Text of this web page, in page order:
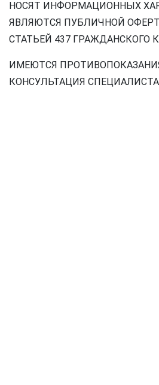
НОСЯТ ИНФОРМАЦИОННЫХ
ЯВЛЯЮТСЯ ПУБЛИЧНОЙ
СТАТЬЕЙ 437 ГРАЖДАНСКОГО
ИМЕЮТСЯ
КОНСУЛЬТАЦИЯ